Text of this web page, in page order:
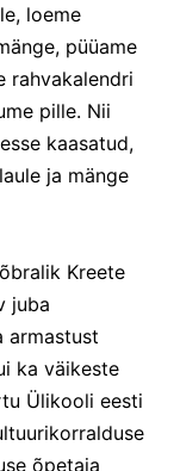
loeme
püüame
rahvakalendri
pille. Nii
kaasatud,
ja mänge
Kreete
juba
armastust
ka väikeste
Ülikooli eesti
õpetaja